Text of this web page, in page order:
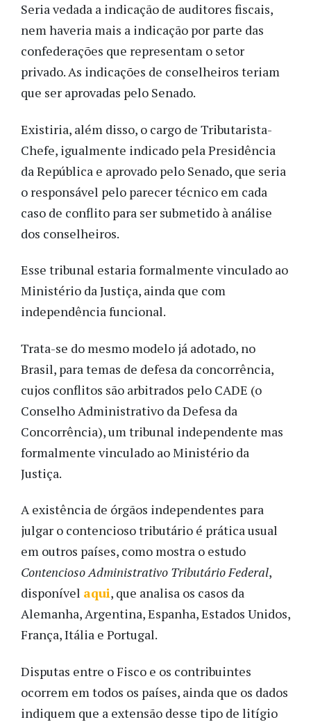
Seria vedada a indicação de auditores fiscais,
nem haveria mais a indicação por parte das
confederações que representam o setor
privado. As indicações de conselheiros teriam
que ser aprovadas pelo Senado.
Existiria, além disso, o cargo de Tributarista-
Chefe, igualmente indicado pela Presidência
da República e aprovado pelo Senado, que seria
o responsável pelo parecer técnico em cada
caso de conflito para ser submetido à análise
dos conselheiros.
Esse tribunal estaria formalmente vinculado ao
Ministério da Justiça, ainda que com
independência funcional.
Trata-se do mesmo modelo já adotado, no
Brasil, para temas de defesa da concorrência,
cujos conflitos são arbitrados pelo CADE (o
Conselho Administrativo da Defesa da
Concorrência), um tribunal independente mas
formalmente vinculado ao Ministério da
Justiça.
A existência de órgãos independentes para
julgar o contencioso tributário é prática usual
em outros países, como mostra o estudo
Contencioso Administrativo Tributário Federal,
disponível aqui, que analisa os casos da
Alemanha, Argentina, Espanha, Estados Unidos,
França, Itália e Portugal.
Disputas entre o Fisco e os contribuintes
ocorrem em todos os países, ainda que os dados
indiquem que a extensão desse tipo de litígio